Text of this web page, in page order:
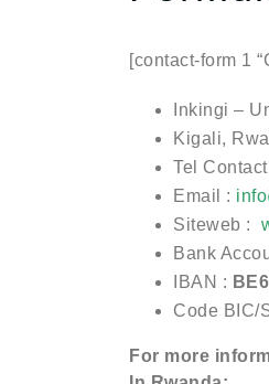
[contact-form 1
Inkingi –
Kigali,
Tel
Email :
Siteweb :
Bank
IBAN :
Code BIC/
For more